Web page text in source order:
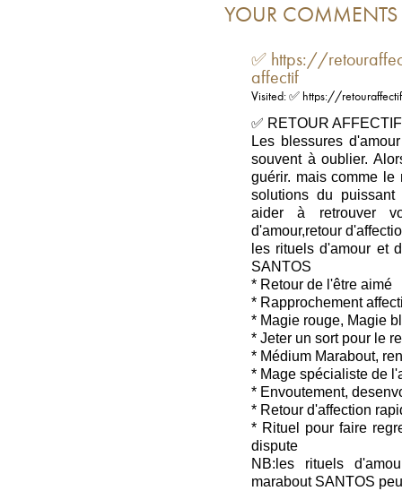
YOUR COMMENTS
✅ https://
affectif
Visited: ✅ https://
✅ RETOUR
Les blessures
souvent à oublier.
guérir. mais comme le
solutions du
aider à retrouver
d'amour,retour
les rituels d'amour et
SANTOS
* Retour de l'être aimé
* Rapprochement
* Magie rouge, Magie
* Jeter un sort pour le
* Médium Marabout,
* Mage spécialiste de
* Envoutement,
* Retour d'affection
* Rituel pour faire
dispute
NB:les rituels
marabout SANTOS